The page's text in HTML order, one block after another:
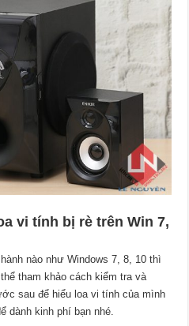
vi tính bị rè trên Win 7,
nào như Windows 7, 8, 10 thì
tham khảo cách kiểm tra và
sau để hiểu loa vi tính của mình
dành kinh phí bạn nhé.